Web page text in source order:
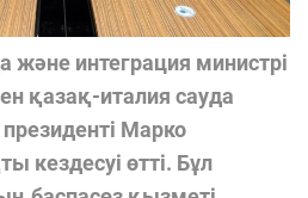
және интеграция министрі
қазақ-италия сауда
Марко
кездесуі өтті. Бұл